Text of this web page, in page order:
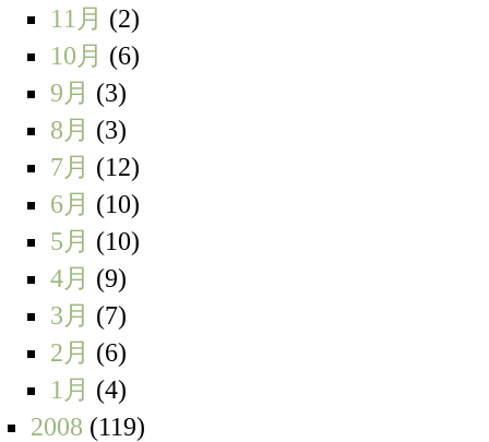
11月 (2)
10月 (6)
9月 (3)
8月 (3)
7月 (12)
6月 (10)
5月 (10)
4月 (9)
3月 (7)
2月 (6)
1月 (4)
2008 (119)